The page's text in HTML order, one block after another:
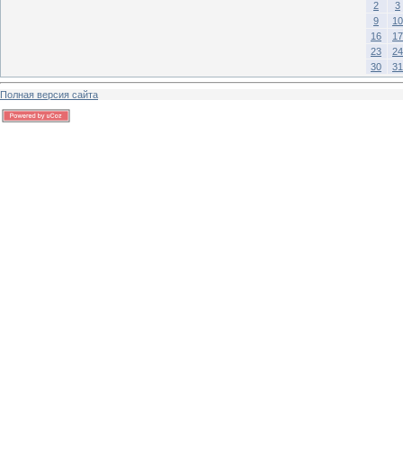
2
3
9
10
16
17
23
24
30
31
Полная версия сайта